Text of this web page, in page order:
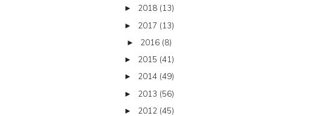
► 2018 (13)
► 2017 (13)
► 2016 (8)
► 2015 (41)
► 2014 (49)
► 2013 (56)
► 2012 (45)